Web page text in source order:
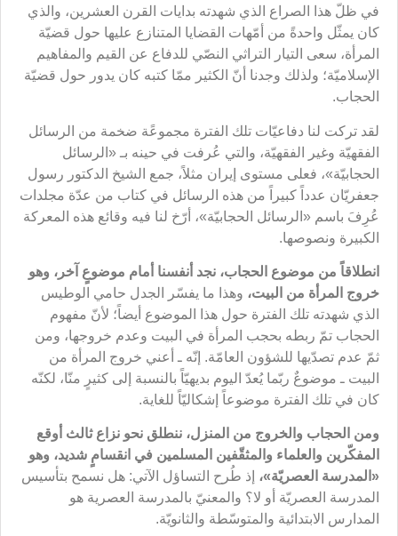
في ظلّ هذا الصراع الذي شهدته بدايات القرن العشرين، والذي
كان يمثّل واحدةً من أمّهات القضايا المتنازع عليها حول قضيّة
المرأة، سعى التيار التراثي النصّي للدفاع عن القيم والمفاهيم
الإسلاميّة؛ ولذلك وجدنا أنّ الكثير ممّا كتبه كان يدور حول قضيّة
الحجاب.
لقد تركت لنا دفاعيّات تلك الفترة مجموعًة ضخمة من الرسائل
الفقهيّة وغير الفقهيّة، والتي عُرفت في حينه بـ «الرسائل
الحجابيّة»، فعلى مستوى إيران مثلاً، جمع الشيخ الدكتور رسول
جعفريّان عدداً كبيراً من هذه الرسائل في كتاب من عدّة مجلدات
عُرِفَ باسم «الرسائل الحجابيّة»، أرّخ لنا فيه وقائع هذه المعركة
الكبيرة ونصوصها.
انطلاقاً من موضوع الحجاب، نجد أنفسنا أمام موضوعٍ آخر، وهو
خروج المرأة من البيت، وهذا ما يفسّر الجدل حامي الوطيس
الذي شهدته تلك الفترة حول هذا الموضوع أيضاً؛ لأنّ مفهوم
الحجاب تمّ ربطه بحجب المرأة في البيت وعدم خروجها، ومن
ثمّ عدم تصدّيها للشؤون العامّة. إنّه ـ أعني خروج المرأة من
البيت ـ موضوعٌ ربّما يُعدّ اليوم بديهيّاً بالنسبة إلى كثيرٍ منّا، لكنّه
كان في تلك الفترة موضوعاً إشكاليّاً للغاية.
ومن الحجاب والخروج من المنزل، ننطلق نحو نزاع ثالث أوقع
المفكّرين والعلماء والمثقّفين المسلمين في انقسامٍ شديد، وهو
« المدرسة العصريّة»، إذ طُرح التساؤل الآتي: هل نسمح بتأسيس
المدرسة العصريّة أو لا؟ والمعنيّ بالمدرسة العصرية هو
المدارس الابتدائية والمتوسّطة والثانويّة.